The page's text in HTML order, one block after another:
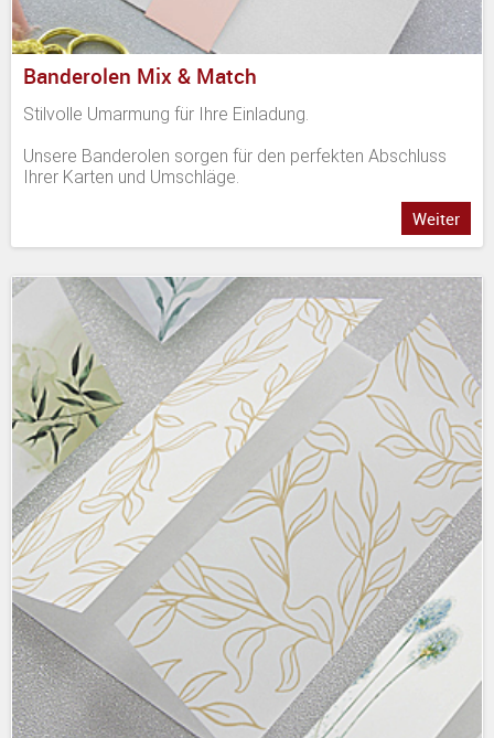
Banderolen Mix & Match
Stilvolle Umarmung für Ihre Einladung.
Unsere Banderolen sorgen für den perfekten Abschluss
Ihrer Karten und Umschläge.
Weiter